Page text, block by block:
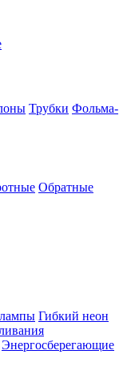
Трубки Фольма-
Обратные
Гибкий неон
Энергосберегающие